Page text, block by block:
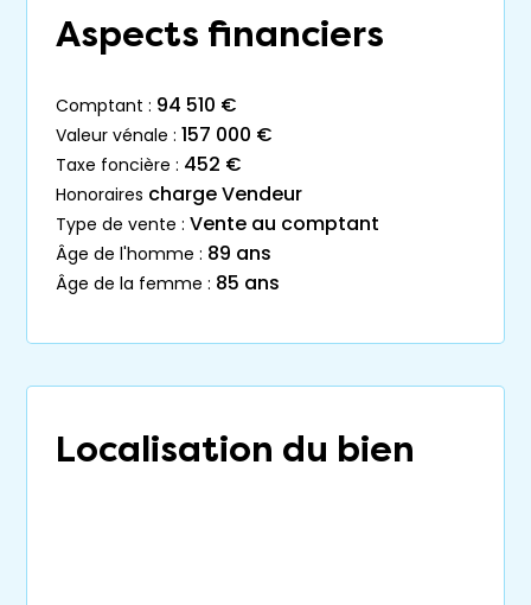
Aspects financiers
comptant : 94 510 €
valeur vénale : 157 000 €
taxe foncière : 452 €
honoraires charge Vendeur
type de vente : Vente au comptant
âge de l'homme : 89 ans
âge de la femme : 85 ans
Localisation du bien